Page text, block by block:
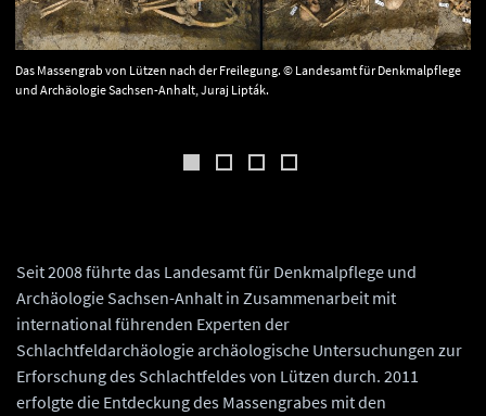
Das Massengrab von Lützen nach der Freilegung. © Landesamt für Denkmalpflege
und Archäologie Sachsen-Anhalt, Juraj Lipták.
Seit 2008 führte das Landesamt für Denkmalpflege und
Archäologie Sachsen-Anhalt in Zusammenarbeit mit
international führenden Experten der
Schlachtfeldarchäologie archäologische Untersuchungen zur
Erforschung des Schlachtfeldes von Lützen durch. 2011
erfolgte die Entdeckung des Massengrabes mit den